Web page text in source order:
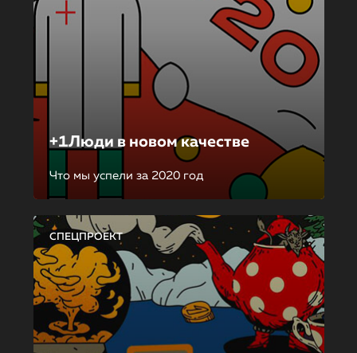
+1Люди в новом качестве
Что мы успели за 2020 год
СПЕЦПРОЕКТ